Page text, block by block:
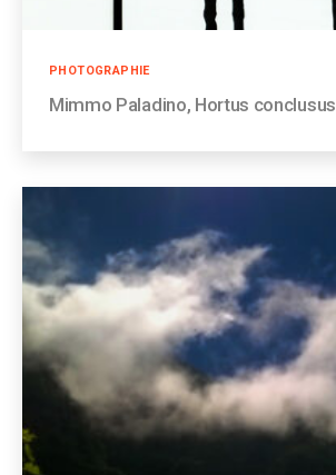
Catégories
PHOTOGRAPHIE
Mimmo Paladino, Hortus conclusus